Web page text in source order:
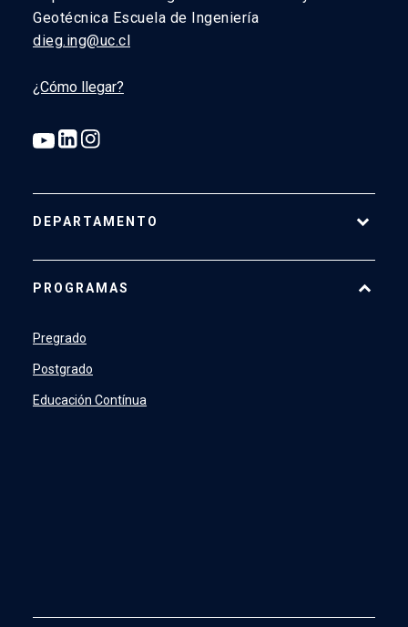
Geotécnica Escuela de Ingeniería
dieg.ing@uc.cl
¿Cómo llegar?
DEPARTAMENTO
Académicos
Profesionales y Administrativos
Estudiantes
PROGRAMAS
Pregrado
Postgrado
Educación Contínua